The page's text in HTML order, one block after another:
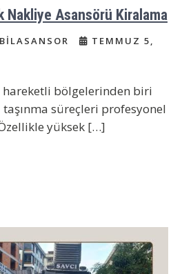
Nakliye Asansörü Kiralama
TEMMUZ 5,
hareketli bölgelerinden biri
süreçleri profesyonel
yüksek […]